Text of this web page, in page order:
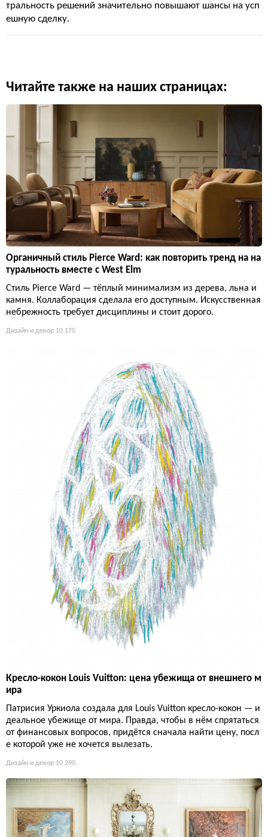
тральность решений значительно повышают шансы на усп
ешную сделку.
Читайте также на наших страницах:
Органичный стиль Pierce Ward: как повторить тренд на на
туральность вместе с West Elm
Стиль Pierce Ward — тёплый минимализм из дерева, льна и
камня. Коллаборация сделала его доступным. Искусственная
небрежность требует дисциплины и стоит дорого.
Дизайн и декор 10 175
Кресло-кокон Louis Vuitton: цена убежища от внешнего м
ира
Патрисия Уркиола создала для Louis Vuitton кресло-кокон — и
деальное убежище от мира. Правда, чтобы в нём спрятаться
от финансовых вопросов, придётся сначала найти цену, посл
е которой уже не хочется вылезать.
Дизайн и декор 10 290